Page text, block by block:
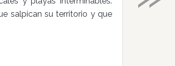
salpican su territorio y que